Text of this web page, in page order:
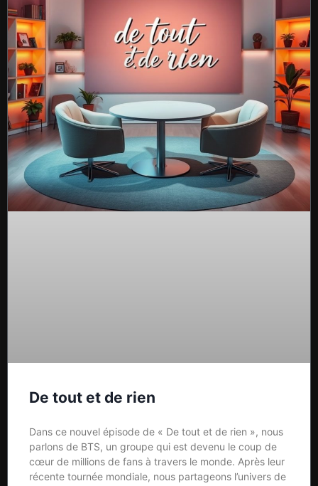
De tout et de rien
Dans ce nouvel épisode de « De tout et de rien », nous
parlons de BTS, un groupe qui est devenu le coup de
cœur de millions de fans à travers le monde. Après leur
récente tournée mondiale, nous partageons l’univers de